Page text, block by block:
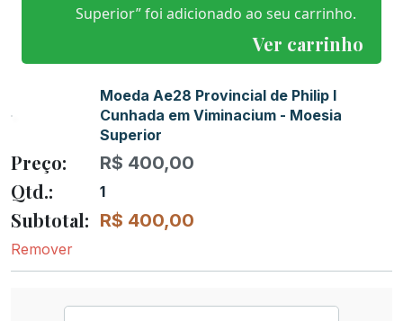
Ver carrinho
Superior” foi adicionado ao seu carrinho.
Moeda Ae28 Provincial de Philip I
Cunhada em Viminacium - Moesia
Superior
R$ 400,00
1
R$ 400,00
Remover